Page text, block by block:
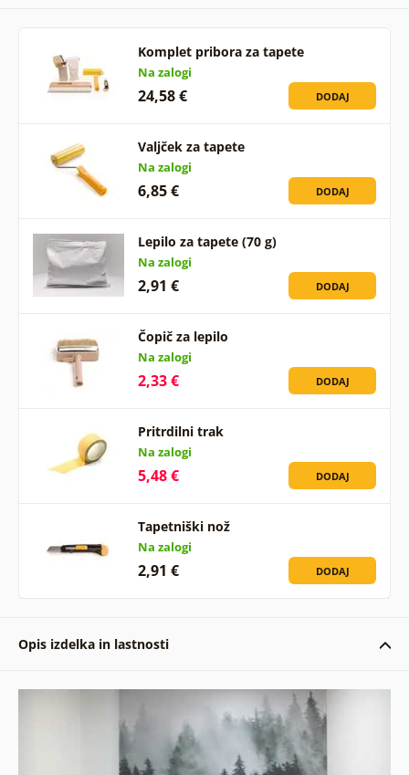
Komplet pribora za tapete
Na zalogi
24,58 € DODAJ
Valjček za tapete
Na zalogi
6,85 € DODAJ
Lepilo za tapete (70 g)
Na zalogi
2,91 € DODAJ
Čopič za lepilo
Na zalogi
2,33 € DODAJ
Pritrdilni trak
Na zalogi
5,48 € DODAJ
Tapetniški nož
Na zalogi
2,91 € DODAJ
Opis izdelka in lastnosti